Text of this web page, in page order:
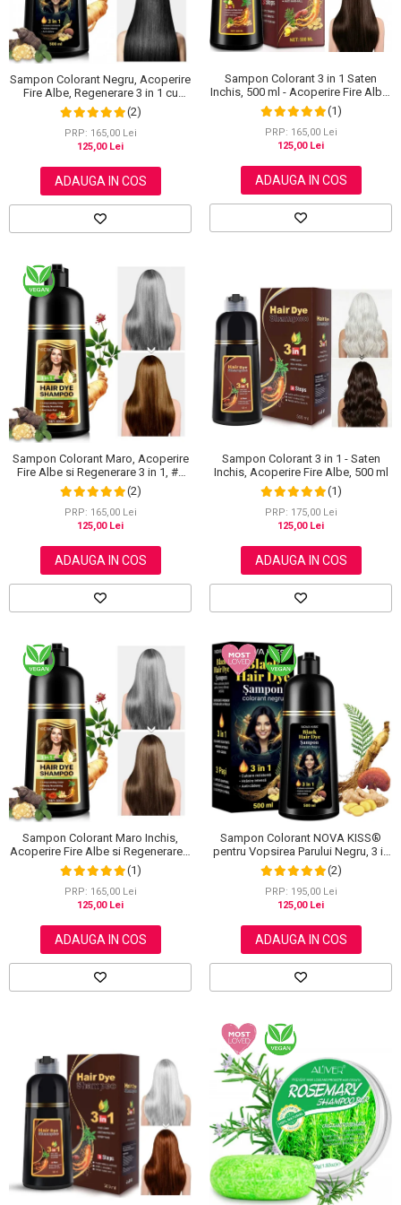
Scrub / Balsam de buze
Netestate pe Animale
Sampon Colorant Negru, Acoperire
Fire Albe, Regenerare 3 in 1 cu
Ghimbir, 500 ml
(2)
PRP: 165,00 Lei
125,00 Lei
ADAUGA IN COS
Sampon Colorant 3 in 1 Saten
Inchis, 500 ml - Acoperire Fire Albe,
Hranire si Anti-Cadere
(1)
PRP: 165,00 Lei
125,00 Lei
ADAUGA IN COS
Sampon Colorant Maro, Acoperire
Fire Albe si Regenerare 3 in 1, #2
Brown, 500 ml
(2)
PRP: 165,00 Lei
125,00 Lei
ADAUGA IN COS
Sampon Colorant 3 in 1 - Saten
Inchis, Acoperire Fire Albe, 500 ml
(1)
PRP: 175,00 Lei
125,00 Lei
ADAUGA IN COS
Sampon Colorant Maro Inchis,
Acoperire Fire Albe si Regenerare 3
in 1, #5 Dark Coffee, 500 ml
(1)
PRP: 165,00 Lei
125,00 Lei
ADAUGA IN COS
Sampon Colorant NOVA KISS®
pentru Vopsirea Parului Negru, 3 in
1, Acoperire Fire Albe, 500 ml
(2)
PRP: 195,00 Lei
125,00 Lei
ADAUGA IN COS